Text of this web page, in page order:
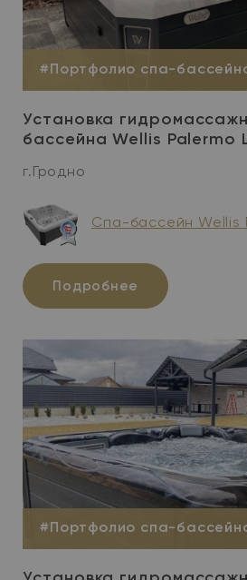
#Портфолио спа-
Установка
бассейна Wellis Palermo
г.Гродно
Спа-бассейн Wellis
Подробнее
#Портфолио спа-